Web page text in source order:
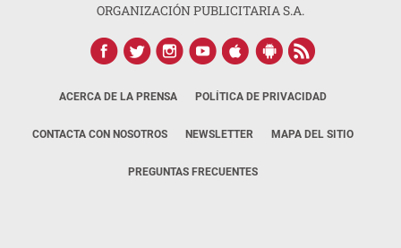
ORGANIZACIÓN PUBLICITARIA S.A.
ACERCA DE LA PRENSA POLÍTICA DE PRIVACIDAD
CONTACTA CON NOSOTROS NEWSLETTER MAPA DEL SITIO
PREGUNTAS FRECUENTES